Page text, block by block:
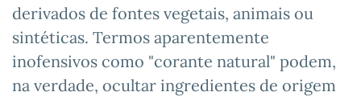
derivados de fontes vegetais, animais ou
sintéticas. Termos aparentemente
inofensivos como "corante natural" podem,
na verdade, ocultar ingredientes de origem